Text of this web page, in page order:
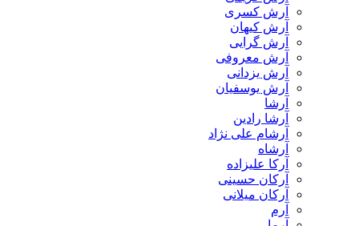
آرش کسری
آرش کیهان
آرش گرایی
آرش معروفی
آرش یزدانی
آرش یوسفیان
آرشا
آرشا رادین
آرشام علی نژاد
آرشاه
آرکا علیزاده
آرکان حسینی
آرکان میلانی
آرم